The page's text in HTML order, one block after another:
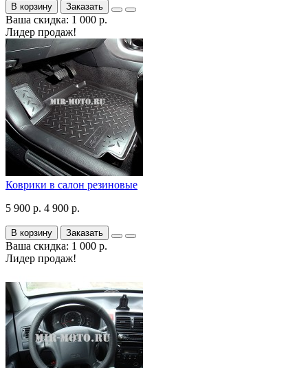
В корзину Заказать
Ваша скидка: 1 000 р.
Лидер продаж!
Коврики в салон резиновые
5 900 р. 4 900 р.
В корзину Заказать
Ваша скидка: 1 000 р.
Лидер продаж!